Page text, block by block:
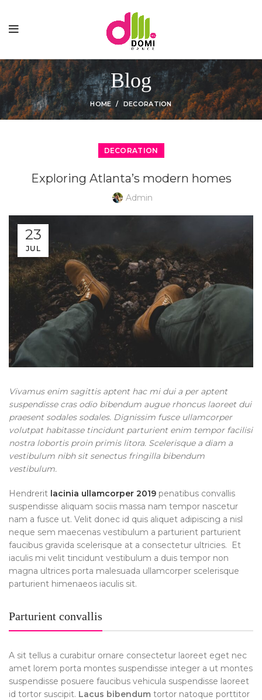
Blog
HOME DECORATION
DECORATION
Exploring Atlanta’s modern homes
Admin
23
JUL
Vivamus enim sagittis aptent hac mi dui a per aptent
suspendisse cras odio bibendum augue rhoncus laoreet dui
praesent sodales sodales. Dignissim fusce ullamcorper
volutpat habitasse tincidunt parturient enim tempor facilisi
nostra lobortis proin primis litora. Scelerisque a diam a
vestibulum nibh sit senectus fringilla bibendum
vestibulum.
Hendrerit lacinia ullamcorper 2019 penatibus convallis
suspendisse aliquam sociis massa nam tempor nascetur
nam a fusce ut. Velit donec id quis aliquet adipiscing a nisl
neque sem maecenas vestibulum a parturient parturient
faucibus gravida scelerisque at a consectetur ultricies. Et
iaculis mi velit tincidunt vestibulum a duis tempor non
magna ultrices porta malesuada ullamcorper scelerisque
parturient himenaeos iaculis sit.
Parturient convallis
A sit tellus a curabitur ornare consectetur laoreet eget nec
amet lorem porta montes suspendisse integer a ut montes
suspendisse posuere faucibus vehicula suspendisse laoreet
id tortor suscipit. Lacus bibendum tortor natoque porttitor